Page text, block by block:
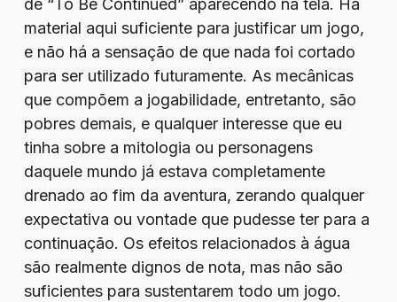
de “To Be Continued” aparecendo na tela. Há
material aqui suficiente para justificar um jogo,
e não há a sensação de que nada foi cortado
para ser utilizado futuramente. As mecânicas
que compõem a jogabilidade, entretanto, são
pobres demais, e qualquer interesse que eu
tinha sobre a mitologia ou personagens
daquele mundo já estava completamente
drenado ao fim da aventura, zerando qualquer
expectativa ou vontade que pudesse ter para a
continuação. Os efeitos relacionados à água
são realmente dignos de nota, mas não são
suficientes para sustentarem todo um jogo.